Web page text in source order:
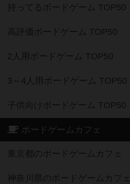
持ってるボードゲーム TOP50
高評価ボードゲーム TOP50
2人用ボードゲーム TOP50
3～4人用ボードゲーム TOP50
子供向けボードゲーム TOP50
ボードゲームカフェ
東京都のボードゲームカフェ
神奈川県のボードゲームカフェ